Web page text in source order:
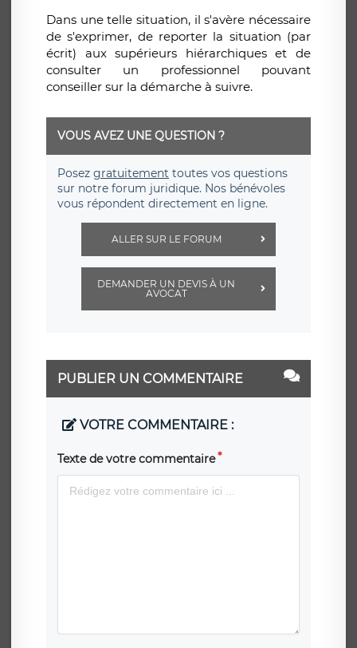
Dans une telle situation, il s'avère nécessaire
de s'exprimer, de reporter la situation (par
écrit) aux supérieurs hiérarchiques et de
consulter un professionnel pouvant
conseiller sur la démarche à suivre.
VOUS AVEZ UNE QUESTION ?
Posez gratuitement toutes vos questions
sur notre forum juridique. Nos bénévoles
vous répondent directement en ligne.
ALLER SUR LE FORUM
DEMANDER UN DEVIS À UN
AVOCAT
PUBLIER UN COMMENTAIRE
VOTRE COMMENTAIRE :
Texte de votre commentaire